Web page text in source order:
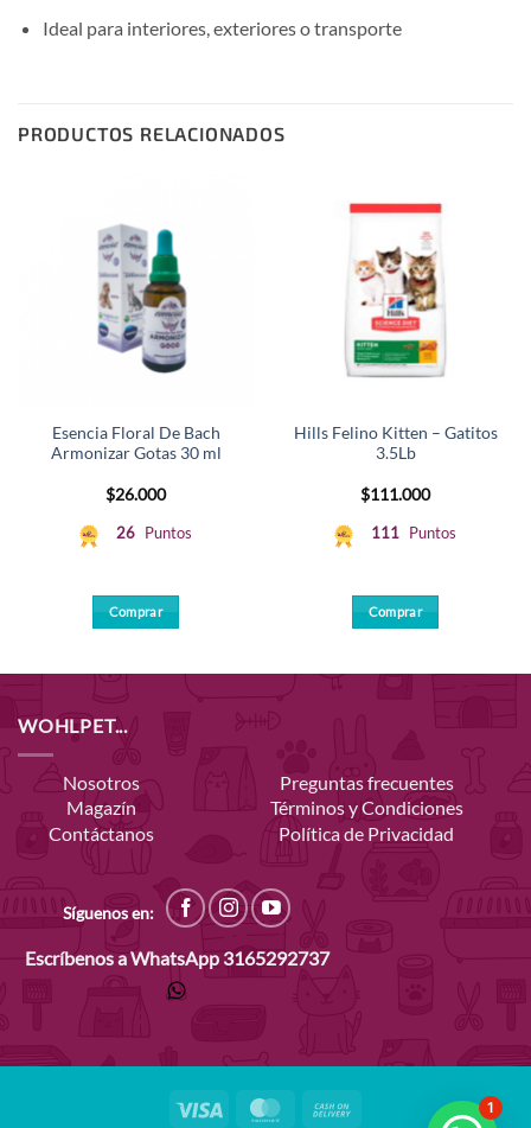
Ideal para interiores, exteriores o transporte
PRODUCTOS RELACIONADOS
Esencia Floral De Bach
Armonizar Gotas 30 ml
$26.000
26 Puntos
Comprar
Hills Felino Kitten – Gatitos
3.5Lb
$111.000
111 Puntos
Comprar
WOHLPET...
Nosotros
Magazín
Contáctanos
Preguntas frecuentes
Términos y Condiciones
Política de Privacidad
Síguenos en:
Escríbenos a WhatsApp 3165292737
Visa MasterCard 1